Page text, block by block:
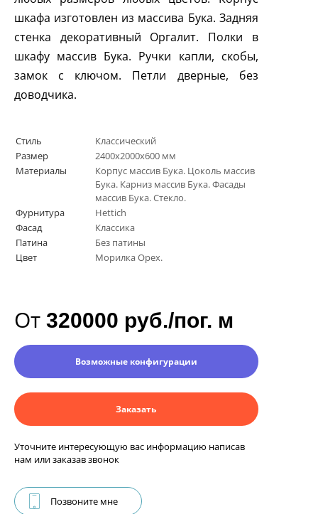
шкафа изготовлен из массива Бука. Задняя
стенка декоративный Оргалит. Полки в
шкафу массив Бука. Ручки капли, скобы,
замок с ключом. Петли дверные, без
доводчика.
Стиль
Классический
Размер
2400х2000х600 мм
Материалы
Корпус массив Бука. Цоколь массив
Бука. Карниз массив Бука. Фасады
массив Бука. Стекло.
Фурнитура
Hettich
Фасад
Классика
Патина
Без патины
Цвет
Морилка Орех.
От 320000 руб./пог. м
Возможные конфигурации
Заказать
Уточните интересующую вас информацию написав
нам или заказав звонок
Позвоните мне